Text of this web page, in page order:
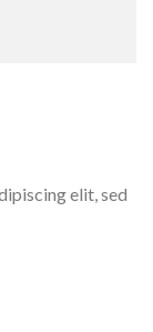
elit, sed